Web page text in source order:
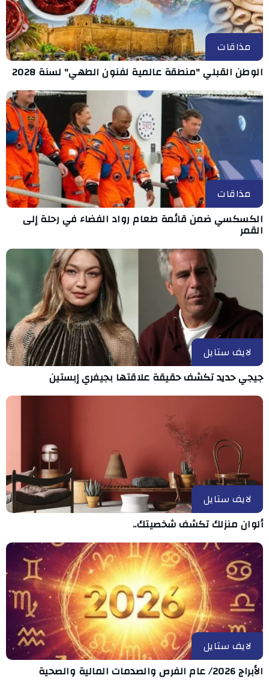
مذاقات
الوطن القبلي "منطقة عالمية لفنون الطهي" لسنة 2028
مذاقات
الكسكسي ضمن قائمة طعام رواد الفضاء في رحلة إلى
القمر
لايف ستايل
جيجي حديد تكشف حقيقة علاقتها بجيفري إبستين
لايف ستايل
ألوان منزلك تكشف شخصيتك..
لايف ستايل
الأبراج 2026/ عام الفرص والصدمات المالية والصحية